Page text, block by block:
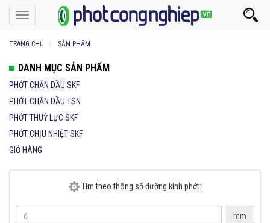
Toggle
navigation
TRANG CHỦ SẢN PHẨM
DANH MỤC SẢN PHẨM
PHỚT CHẮN DẦU SKF
PHỚT CHẮN DẦU TSN
PHỚT THUỶ LỰC SKF
PHỚT CHỊU NHIỆT SKF
GIỎ HÀNG
Tìm theo thông số đường kính phớt:
mm